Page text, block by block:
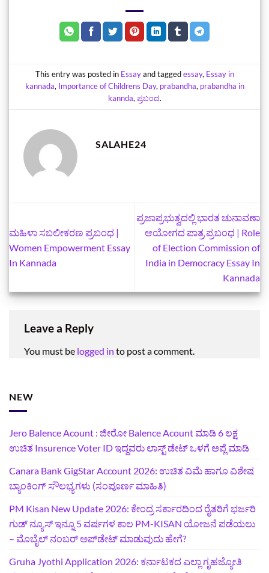
This entry was posted in Essayand taggedessay, Essay in
kannada, Importance of Childrens Day, prabandha, prabandha in
kannda,ಪ್ರಬಂದ.
SALAHE24
ಮಹಿಳಾ ಸಬಲೀಕರಣ ಪ್ರಬಂಧ |
Women Empowerment Essay
In Kannada
ಪ್ರಜಾಪ್ರಭುತ್ವದಲ್ಲಿ ಭಾರತ ಚುನಾವಣಾ
ಆಯೋಗದ ಪಾತ್ರ ಪ್ರಬಂಧ | Role
of Election Commission of
India in Democracy Essay In
Kannada
Leave a Reply
You must be logged in to post a comment.
NEW
Jero Balence Acount : ಜೀರೋ Balence Acount ಮಾಡಿ 6 ಲಕ್ಷ
ಉಚಿತ Insurence Voter ID ಇದ್ದವರು ಲಾಸ್ಟ್‌ ಡೇಟ್‌ ಒಳಗೆ ಅಪ್ಲೆ ಮಾಡಿ
Canara Bank GigStar Account 2026: ಉಚಿತ ವಿಮೆ ಹಾಗೂ ವಿಶೇಷ
ಬ್ಯಾಂಕಿಂಗ್ ಸೌಲಭ್ಯಗಳು (ಸಂಪೂರ್ಣ ಮಾಹಿತಿ)
PM Kisan New Update 2026: ಕೇಂದ್ರ ಸರ್ಕಾರದಿಂದ ರೈತರಿಗೆ ಭರ್ಜರಿ
ಗುಡ್‌ ನ್ಯೂಸ್ ಇನ್ನೂ 5 ವರ್ಷಗಳ ಕಾಲ PM-KISAN ಯೋಜನೆ ಪಡೆಯಲು
– ಮೊಬೈಲ್ ನಂಬರ್ ಅಪ್‌ಡೇಟ್ ಮಾಡುವುದು ಹೇಗೆ?
‍Gruha Jyothi Application 2026: ಕರ್ನಾಟಕದ ಎಲ್ಲಾ ಗೃಹಜ್ಯೋತಿ